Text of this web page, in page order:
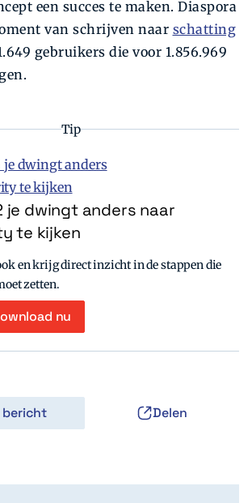
een succes te maken. Diaspora
van schrijven naar schatting
gebruikers die voor 1.856.969
Tip
je dwingt anders naar
te kijken
en krijg direct inzicht in de stappen die
zetten.
nu
bericht Delen